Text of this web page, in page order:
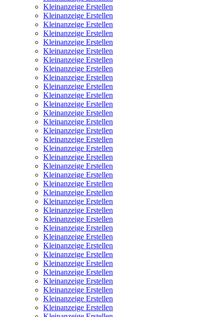
Kleinanzeige Erstellen
Kleinanzeige Erstellen
Kleinanzeige Erstellen
Kleinanzeige Erstellen
Kleinanzeige Erstellen
Kleinanzeige Erstellen
Kleinanzeige Erstellen
Kleinanzeige Erstellen
Kleinanzeige Erstellen
Kleinanzeige Erstellen
Kleinanzeige Erstellen
Kleinanzeige Erstellen
Kleinanzeige Erstellen
Kleinanzeige Erstellen
Kleinanzeige Erstellen
Kleinanzeige Erstellen
Kleinanzeige Erstellen
Kleinanzeige Erstellen
Kleinanzeige Erstellen
Kleinanzeige Erstellen
Kleinanzeige Erstellen
Kleinanzeige Erstellen
Kleinanzeige Erstellen
Kleinanzeige Erstellen
Kleinanzeige Erstellen
Kleinanzeige Erstellen
Kleinanzeige Erstellen
Kleinanzeige Erstellen
Kleinanzeige Erstellen
Kleinanzeige Erstellen
Kleinanzeige Erstellen
Kleinanzeige Erstellen
Kleinanzeige Erstellen
Kleinanzeige Erstellen
Kleinanzeige Erstellen